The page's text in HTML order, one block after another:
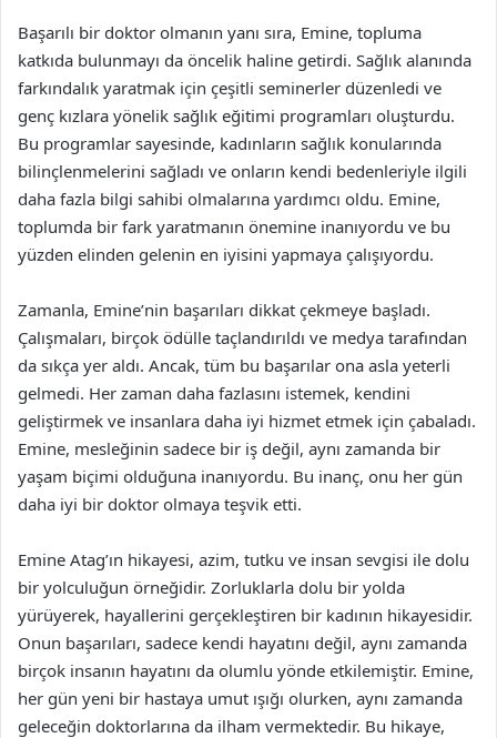
Başarılı bir doktor olmanın yanı sıra, Emine, topluma
katkıda bulunmayı da öncelik haline getirdi. Sağlık alanında
farkındalık yaratmak için çeşitli seminerler düzenledi ve
genç kızlara yönelik sağlık eğitimi programları oluşturdu.
Bu programlar sayesinde, kadınların sağlık konularında
bilinçlenmelerini sağladı ve onların kendi bedenleriyle ilgili
daha fazla bilgi sahibi olmalarına yardımcı oldu. Emine,
toplumda bir fark yaratmanın önemine inanıyordu ve bu
yüzden elinden gelenin en iyisini yapmaya çalışıyordu.
Zamanla, Emine’nin başarıları dikkat çekmeye başladı.
Çalışmaları, birçok ödülle taçlandırıldı ve medya tarafından
da sıkça yer aldı. Ancak, tüm bu başarılar ona asla yeterli
gelmedi. Her zaman daha fazlasını istemek, kendini
geliştirmek ve insanlara daha iyi hizmet etmek için çabaladı.
Emine, mesleğinin sadece bir iş değil, aynı zamanda bir
yaşam biçimi olduğuna inanıyordu. Bu inanç, onu her gün
daha iyi bir doktor olmaya teşvik etti.
Emine Atag’ın hikayesi, azim, tutku ve insan sevgisi ile dolu
bir yolculuğun örneğidir. Zorluklarla dolu bir yolda
yürüyerek, hayallerini gerçekleştiren bir kadının hikayesidir.
Onun başarıları, sadece kendi hayatını değil, aynı zamanda
birçok insanın hayatını da olumlu yönde etkilemiştir. Emine,
her gün yeni bir hastaya umut ışığı olurken, aynı zamanda
geleceğin doktorlarına da ilham vermektedir. Bu hikaye,